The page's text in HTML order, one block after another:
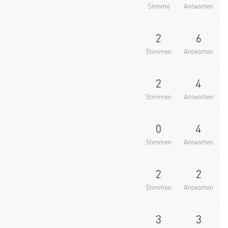
Stimme Antworten
2
Stimmen
6
Antworten
2
Stimmen
4
Antworten
0
Stimmen
4
Antworten
2
Stimmen
2
Antworten
3 3